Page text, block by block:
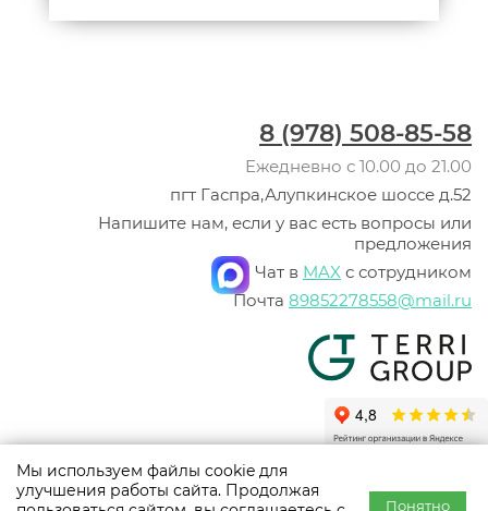
© ООО «Терри Групп», 2003 -
Политика конфиденциальности
8 (978) 508-85-58
Ежедневно с 10.00 до 21.00
пгт Гаспра,Алупкинское шоссе д.52
Напишите нам, если у вас есть вопросы или
предложения
Чат в MAX с сотрудником
Почта 89852278558@mail.ru
Мы используем файлы cookie для
улучшения работы сайта. Продолжая
Понятно